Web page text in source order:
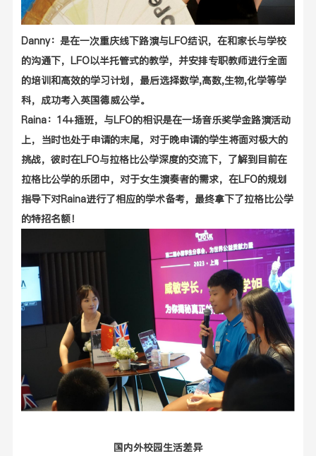
Danny： 是在一次重庆线下路演与LFO结识，在和家长与学校
的沟通下， LFO以半托管式的教学，并安排专职教师进行全面
的培训和高效的学习计划， 最后选择数学,高数,生物,化学等学
科， 成功考入英国德威公学。
Raina：14+插班， 与LFO的相识是在一场音乐奖学金路演活动
上，当时也处于申请的末尾，对于晚申请的学生将面对极大的
挑战，彼时在LFO与拉格比公学深度的交流下，了解到目前在
拉格比公学的乐团中，对于女生演奏者的需求，在LFO的规划
指导下对Raina进行了相应的学术备考，最终拿下了拉格比公学
的特招名额！
国内外校园生活差异